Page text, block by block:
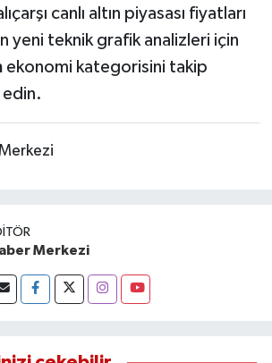
canlı altın piyasası fiyatları
yeni teknik grafik analizleri için
ekonomi kategorisini takip
Merkezi